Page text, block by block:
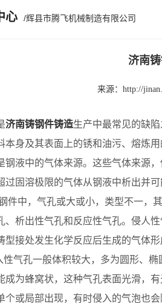
心 /辉县市腾飞机械制造有限公司
济南
来源： http://
济南铸钢件铸造生产中最常见的缺陷
本身及其表面上的锈和油污、熔炼
钢液中的气体来源。这些气体来源
过固溶极限的气体从钢液中析出并可
中，气孔或大或小，类型不一，其
、析出性气孔和反应性气孔。侵人
型接处发生化学反应后生成的气体
气孔一般体积较大，多为圆形、椭
成为蜂窝状，这种气孔表面光滑，
个或局部出现，有时侵入的气泡也